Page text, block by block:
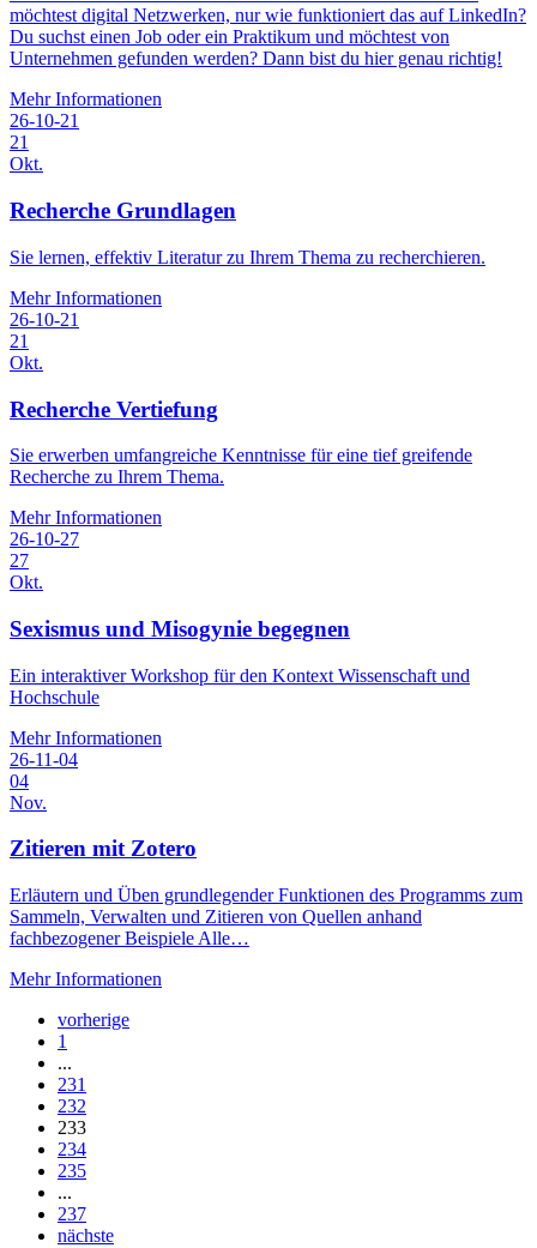
möchtest digital Netzwerken, nur wie funktioniert das auf LinkedIn?
Du suchst einen Job oder ein Praktikum und möchtest von
Unternehmen gefunden werden? Dann bist du hier genau richtig!
Mehr Informationen
26-10-21
21
Okt.
Recherche Grundlagen
Sie lernen, effektiv Literatur zu Ihrem Thema zu recherchieren.
Mehr Informationen
26-10-21
21
Okt.
Recherche Vertiefung
Sie erwerben umfangreiche Kenntnisse für eine tief greifende
Recherche zu Ihrem Thema.
Mehr Informationen
26-10-27
27
Okt.
Sexismus und Misogynie begegnen
Ein interaktiver Workshop für den Kontext Wissenschaft und
Hochschule
Mehr Informationen
26-11-04
04
Nov.
Zitieren mit Zotero
Erläutern und Üben grundlegender Funktionen des Programms zum
Sammeln, Verwalten und Zitieren von Quellen anhand
fachbezogener Beispiele Alle…
Mehr Informationen
vorherige
1
...
231
232
233
234
235
...
237
nächste